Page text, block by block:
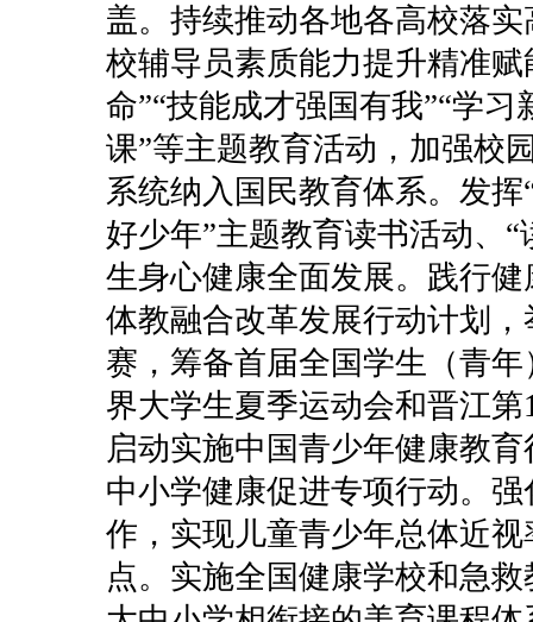
盖。持续推动各地各高校落
校辅导员素质能力提升精准
命”“技能成才强国有我”“学
课”等主题教育活动，加强校
系统纳入国民教育体系。发
好少年”主题教育读书活动、“
生身心健康全面发展。践行
体教融合改革发展行动计划
赛，筹备首届全国学生（青
界大学生夏季运动会和晋江
启动实施中国青少年健康教
中小学健康促进专项行动。
作，实现儿童青少年总体近
点。实施全国健康学校和急